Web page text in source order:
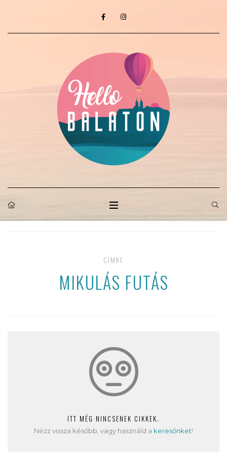
CÍMKE
MIKULÁS FUTÁS
ITT MÉG NINCSENEK CIKKEK.
Nézz vissza később, vagy használd a keresőnket!